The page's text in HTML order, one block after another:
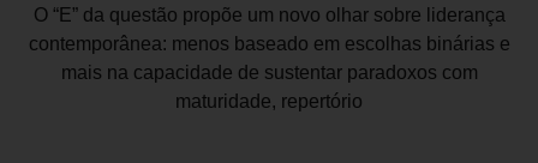
O “E” da questão propõe um novo olhar sobre liderança
contemporânea: menos baseado em escolhas binárias e
mais na capacidade de sustentar paradoxos com
maturidade, repertório